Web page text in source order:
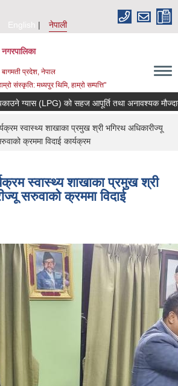
English
नेपाली
प्रदेश, नेपाल
संस्कृति: मध्यपुर थिमि, हाम्रो सम्पत्ति"
ग्यास (LPG) को सहज आपूर्ति तथा अनावश्यक मौज्दात
स्वास्थ्य शाखाका प्रमुख श्री भगिरथ अधिकारीज्यू
क्रममा विदाई कार्यक्रम
स्वास्थ्य शाखाका प्रमुख श्री
सरुवाको क्रममा विदाई